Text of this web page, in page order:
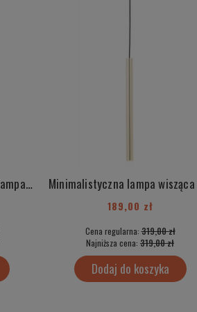
Modernistyczna metalowa lampa wisząca biała druty oplatające szklane kule mleczne 2-płomienna KAWARNA 850
189,00 zł
Cena regularna:319,00 zł
Najniższa cena: 319,00 zł
Dodaj do koszyka